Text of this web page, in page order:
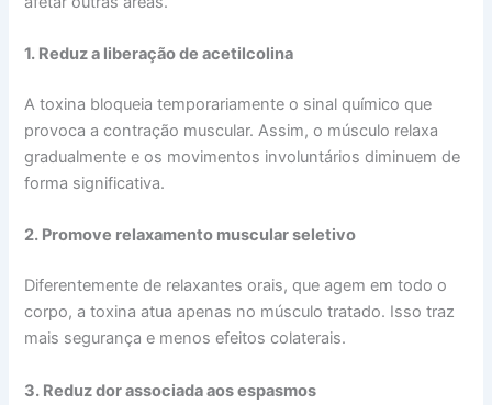
1. Reduz a liberação de acetilcolina
A toxina bloqueia temporariamente o sinal químico que
provoca a contração muscular. Assim, o músculo relaxa
gradualmente e os movimentos involuntários diminuem de
forma significativa.
2. Promove relaxamento muscular seletivo
Diferentemente de relaxantes orais, que agem em todo o
corpo, a toxina atua apenas no músculo tratado. Isso traz
mais segurança e menos efeitos colaterais.
3. Reduz dor associada aos espasmos